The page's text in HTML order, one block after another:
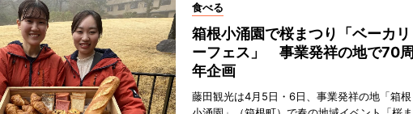
食べる
箱根小涌園で桜まつり「ベーカリ
ーフェス」 事業発祥の地で70周
年企画
藤田観光は4月5日・6日、事業発祥の地「箱根